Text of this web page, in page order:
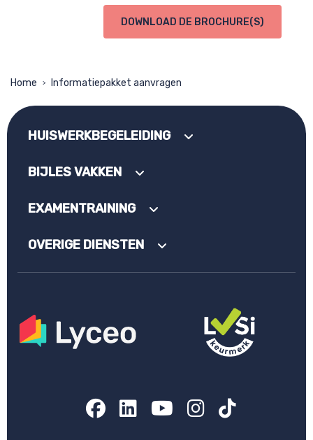
DOWNLOAD DE BROCHURE(S)
Home > Informatiepakket aanvragen
HUISWERKBEGELEIDING
BIJLES VAKKEN
EXAMENTRAINING
OVERIGE DIENSTEN
Facebook
LinkedIn
YouTube
Instagram
TikTok